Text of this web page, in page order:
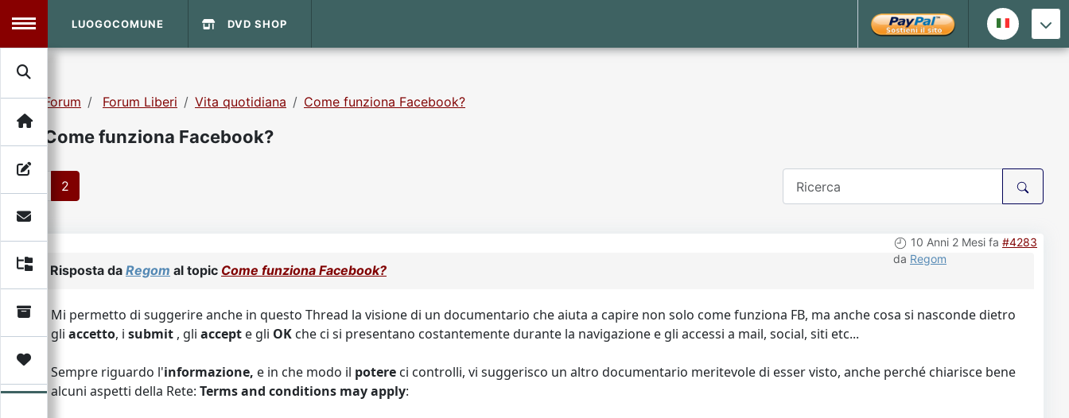
MENU
Search
DVD Shop
Info Sito
Login
Vecchio Sito
Archivio
LUOGOCOMUNE DVD SHOP
Forum Forum Liberi Vita quotidiana Come funziona Facebook?
Come funziona Facebook?
2
10 Anni 2 Mesi fa #4283
da Regom
Risposta da Regom al topic Come funziona Facebook?
Mi permetto di suggerire anche in questo Thread la visione di un documentario che aiuta a capire non solo come funziona FB, ma anche cosa si nasconde dietro
gli accetto, i submit , gli accept e gli OK che ci si presentano costantemente durante la navigazione e gli accessi a mail, social, siti etc...
Sempre riguardo l'informazione, e in che modo il potere ci controlli, vi suggerisco un altro documentario meritevole di esser visto, anche perché chiarisce bene
alcuni aspetti della Rete: Terms and conditions may apply: